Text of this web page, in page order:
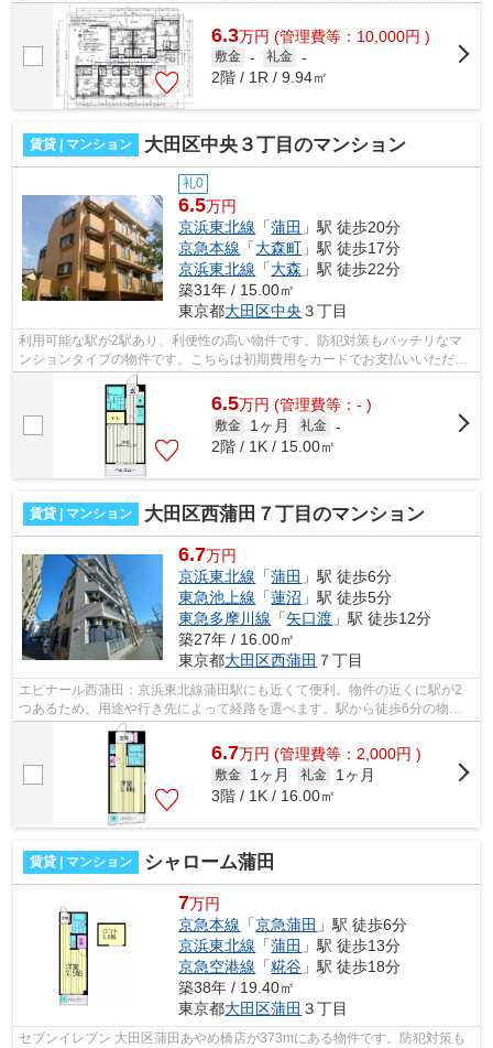
す。外観タイル張りは耐久性に優れ、...
6.3万円 (管理費等：10,000円 )
敷金 - 礼金 -
2階 / 1R / 9.94㎡
賃貸 | マンション 大田区中央３丁目のマンション
礼0
6.5万円
京浜東北線 「蒲田 」駅 徒歩20分
京急本線 「大森町 」駅 徒歩17分
京浜東北線 「大森 」駅 徒歩22分
築31年 / 15.00㎡
東京都大田区中央 ３丁目
利用可能な駅が2駅あり、利便性の高い物件です。防犯対策もバッチリなマ
ンションタイプの物件です。こちらは初期費用をカードでお支払いいただけ
る物件です。できるだけ早めに不動産情...
6.5万円 (管理費等：- )
敷金 1ヶ月 礼金 -
2階 / 1K / 15.00㎡
賃貸 | マンション 大田区西蒲田７丁目のマンション
6.7万円
京浜東北線 「蒲田 」駅 徒歩6分
東急池上線 「蓮沼 」駅 徒歩5分
東急多摩川線 「矢口渡 」駅 徒歩12分
築27年 / 16.00㎡
東京都大田区西蒲田 ７丁目
エピナール西蒲田：京浜東北線蒲田駅にも近くて便利。物件の近くに駅が2
つあるため、用途や行き先によって経路を選べます。駅から徒歩6分の物件
なら、駅前のお買い物も便利です。造り...
6.7万円 (管理費等：2,000円 )
敷金 1ヶ月 礼金
1ヶ月
3階 / 1K / 16.00㎡
賃貸 | マンション シャローム蒲田
7万円
京急本線 「京急蒲田 」駅 徒歩6分
京浜東北線 「蒲田 」駅 徒歩13分
京急空港線 「糀谷 」駅 徒歩18分
築38年 / 19.40㎡
東京都大田区蒲田 ３丁目
セブンイレブン 大田区蒲田あやめ橋店が373mにある物件です。防犯対策も